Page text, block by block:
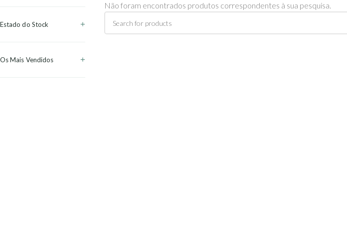
Estado do Stock
Os Mais Vendidos
Não foram encontrados produtos correspondentes à sua pesquisa.